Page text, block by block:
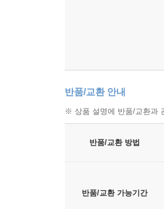
반품/교환 안내
※ 상품 설명에 반품/교환과
반품/교환 방법
반품/교환 가능기간